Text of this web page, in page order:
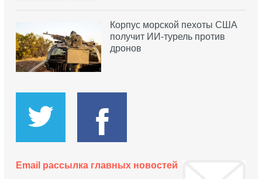
Корпус морской пехоты США
получит ИИ-турель против
дронов
Email рассылка главных новостей